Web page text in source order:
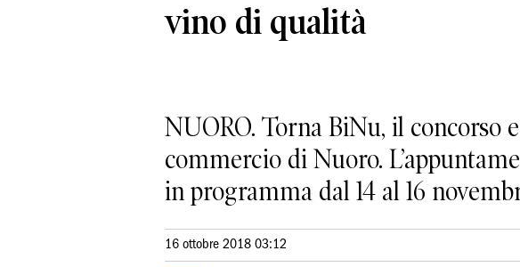
vino di qualità
NUORO. Torna BiNu, il concorso
commercio di Nuoro.
in programma dal 14 al 16
16 ottobre 2018 03:12